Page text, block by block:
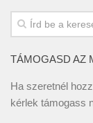
TÁMOGASD AZ
Ha szeretnél
kérlek támogass